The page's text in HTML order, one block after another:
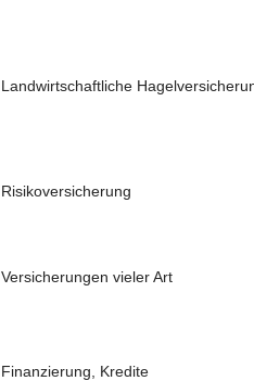
Landwirtschaftliche
Risikoversicherung
Versicherungen vieler Art
Finanzierung, Kredite